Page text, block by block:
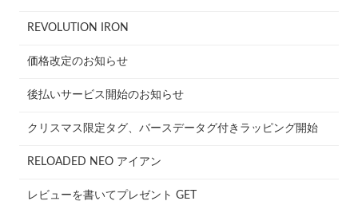
REVOLUTION IRON
価格改定のお知らせ
後払いサービス開始のお知らせ
クリスマス限定タグ、バースデータグ付きラッピング開始
RELOADED NEO アイアン
レビューを書いてプレゼント GET